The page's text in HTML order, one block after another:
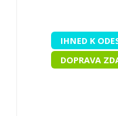
IHNED K
DOPRAVA